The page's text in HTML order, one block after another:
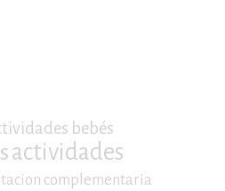
bebés
actividades
complementaria